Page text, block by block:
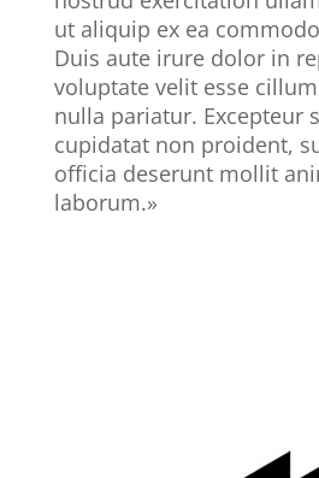
ut aliquip ex ea
Duis aute irure dolor in
voluptate velit esse
nulla pariatur. Excepteur
cupidatat non proident,
officia deserunt mollit
laborum.»